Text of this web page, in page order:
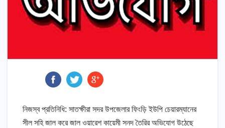
নিজস্ব প্রতিনিধি: সাতক্ষীরা সদর উপজেলার ফিংড়ি ইউপি চেয়ারম্যানের
সীল সহি জাল করে জাল ওয়ারেশ কায়েমী সনদ তৈরির অভিযোগ উঠেছে